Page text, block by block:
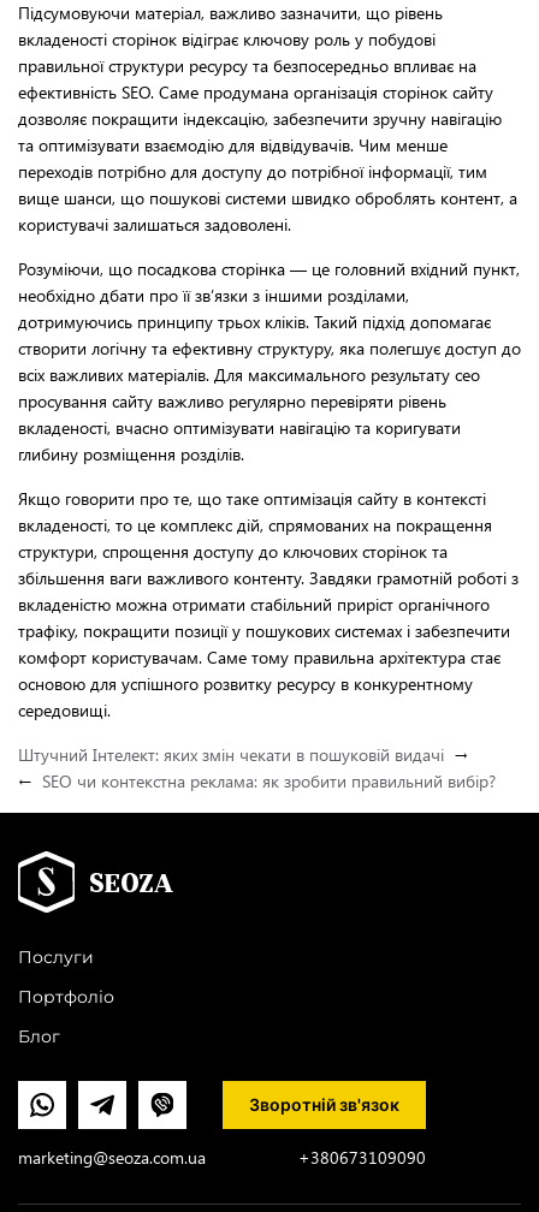
Підсумовуючи матеріал, важливо зазначити, що рівень
вкладеності сторінок відіграє ключову роль у побудові
правильної структури ресурсу та безпосередньо впливає на
ефективність SEO. Саме продумана організація сторінок сайту
дозволяє покращити індексацію, забезпечити зручну навігацію
та оптимізувати взаємодію для відвідувачів. Чим менше
переходів потрібно для доступу до потрібної інформації, тим
вище шанси, що пошукові системи швидко оброблять контент, а
користувачі залишаться задоволені.
Розуміючи, що посадкова сторінка — це головний вхідний пункт,
необхідно дбати про її зв’язки з іншими розділами,
дотримуючись принципу трьох кліків. Такий підхід допомагає
створити логічну та ефективну структуру, яка полегшує доступ до
всіх важливих матеріалів. Для максимального результату сео
просування сайту важливо регулярно перевіряти рівень
вкладеності, вчасно оптимізувати навігацію та коригувати
глибину розміщення розділів.
Якщо говорити про те, що таке оптимізація сайту в контексті
вкладеності, то це комплекс дій, спрямованих на покращення
структури, спрощення доступу до ключових сторінок та
збільшення ваги важливого контенту. Завдяки грамотній роботі з
вкладеністю можна отримати стабільний приріст органічного
трафіку, покращити позиції у пошукових системах і забезпечити
комфорт користувачам. Саме тому правильна архітектура стає
основою для успішного розвитку ресурсу в конкурентному
середовищі.
Штучний Інтелект: яких змін чекати в пошуковій видачі →
← SEO чи контекстна реклама: як зробити правильний вибір?
Послуги
Портфоліо
Блог
Зворотній зв'язок
marketing@seoza.com.ua +380673109090